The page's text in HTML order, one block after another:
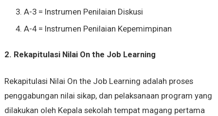
A-3 = Instrumen Penilaian Diskusi
A-4 = Instrumen Penilaian Kepemimpinan
2. Rekapitulasi Nilai On the Job Learning
Rekapitulasi Nilai On the Job Learning adalah proses
penggabungan nilai sikap, dan pelaksanaan program yang
dilakukan oleh Kepala sekolah tempat magang pertama